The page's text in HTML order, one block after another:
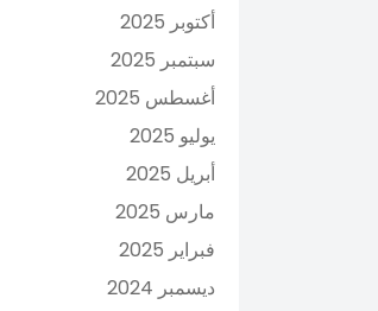
أكتوبر 2025
سبتمبر 2025
أغسطس 2025
يوليو 2025
أبريل 2025
مارس 2025
فبراير 2025
ديسمبر 2024